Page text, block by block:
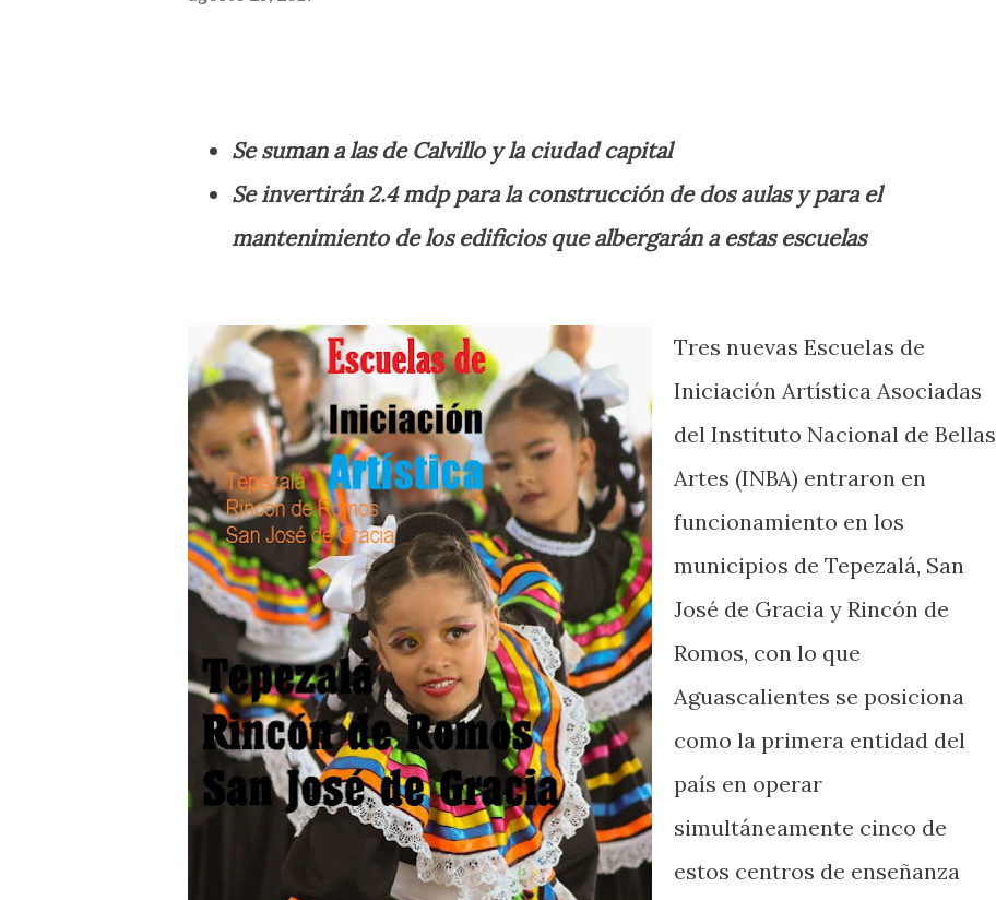
Se suman a las de Calvillo y la ciudad capital
Se invertirán 2.4 mdp para la construcción de dos aulas y para el
mantenimiento de los edificios que albergarán a estas escuelas
Tres nuevas Escuelas de
Iniciación Artística Asociadas
del Instituto Nacional de Bellas
Artes (INBA) entraron en
funcionamiento en los
municipios de Tepezalá, San
José de Gracia y Rincón de
Romos, con lo que
Aguascalientes se posiciona
como la primera entidad del
país en operar
simultáneamente cinco de
estos centros de enseñanza